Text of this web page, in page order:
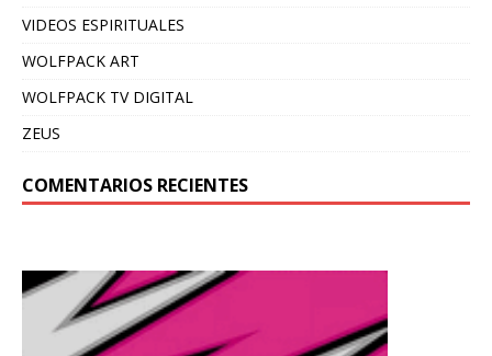
VIDEOS ESPIRITUALES
WOLFPACK ART
WOLFPACK TV DIGITAL
ZEUS
COMENTARIOS RECIENTES